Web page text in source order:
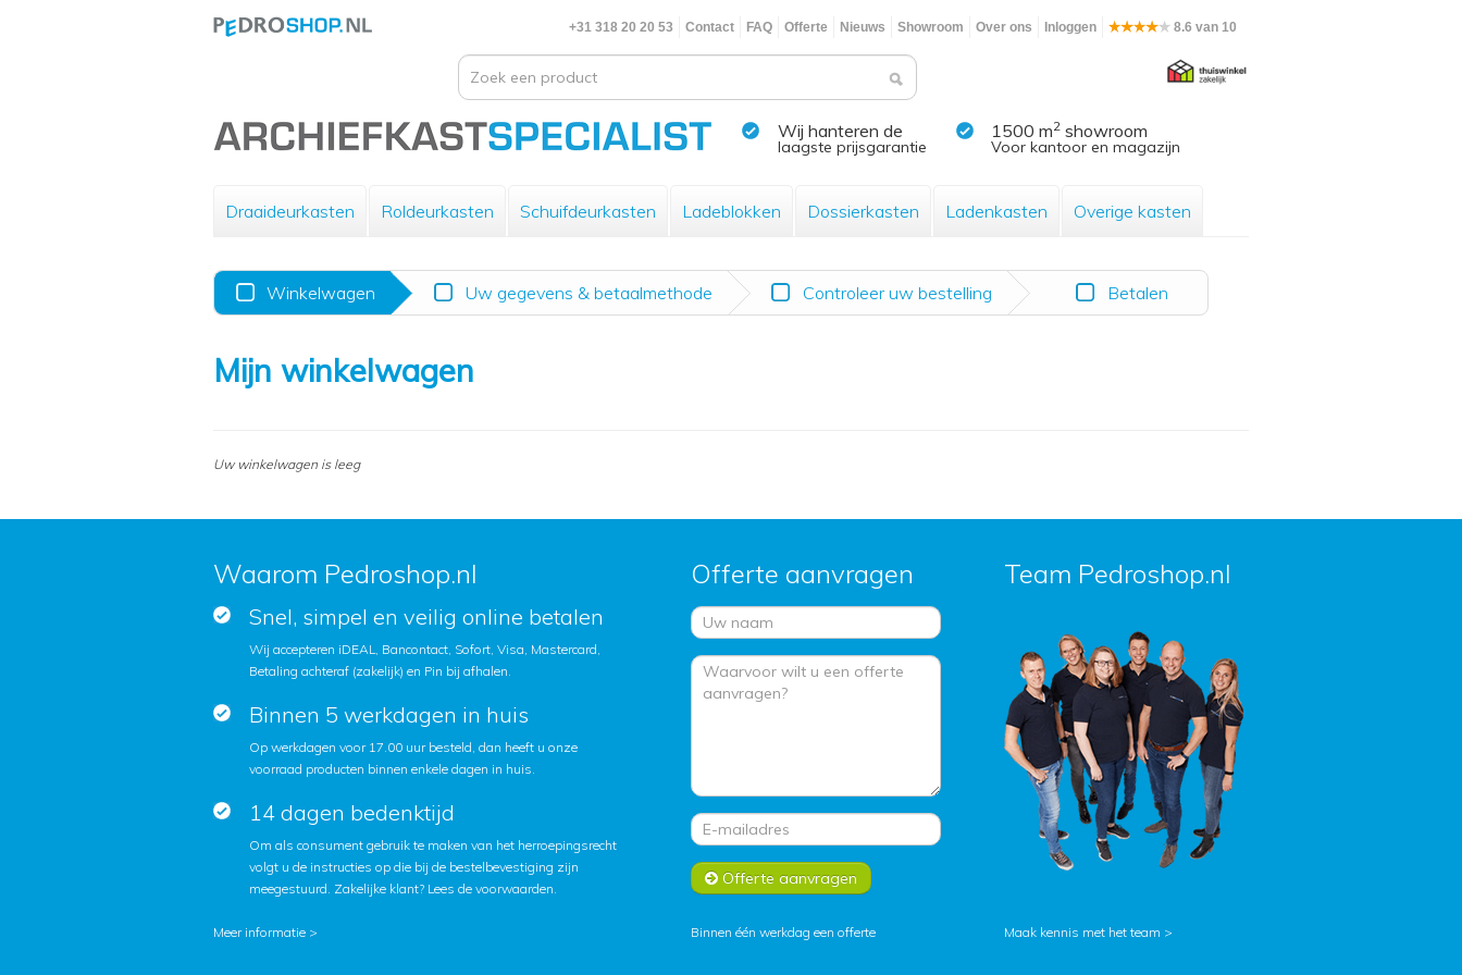
+31 318 20 20 53 Contact FAQ Offerte Nieuws Showroom Over ons Inloggen 8.6 van 10
Wij hanteren de
laagste prijsgarantie
1500 m2 showroom
Voor kantoor en magazijn
Draaideurkasten Roldeurkasten Schuifdeurkasten Ladeblokken Dossierkasten Ladenkasten Overige kasten
Winkelwagen Uw gegevens & betaalmethode Controleer uw bestelling Betalen
Mijn winkelwagen
Uw winkelwagen is leeg
Waarom Pedroshop.nl
Snel, simpel en veilig online betalen
Wij accepteren iDEAL, Bancontact, Sofort, Visa, Mastercard,
Betaling achteraf (zakelijk) en Pin bij afhalen.
Binnen 5 werkdagen in huis
Op werkdagen voor 17.00 uur besteld, dan heeft u onze
voorraad producten binnen enkele dagen in huis.
14 dagen bedenktijd
Om als consument gebruik te maken van het herroepingsrecht
volgt u de instructies op die bij de bestelbevestiging zijn
meegestuurd. Zakelijke klant? Lees de voorwaarden.
Offerte aanvragen
Offerte aanvragen
Team Pedroshop.nl
Meer informatie > Binnen één werkdag een offerte Maak kennis met het team >